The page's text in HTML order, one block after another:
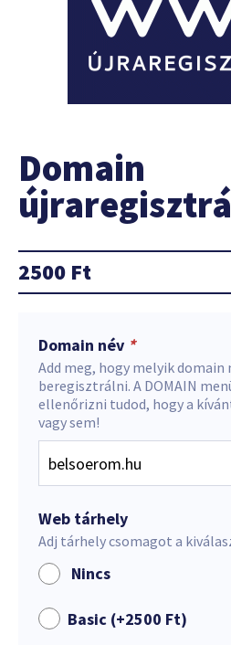
Domain
2500 Ft
Domain név *
Add meg, hogy melyik domain
beregisztrálni. A DOMAIN
ellenőrizni tudod, hogy a
vagy sem!
Web tárhely
Adj tárhely csomagot a
Nincs
Basic (+2500 Ft)